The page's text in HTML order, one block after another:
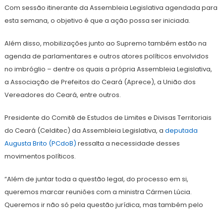
Com sessão itinerante da Assembleia Legislativa agendada para
esta semana, o objetivo é que a ação possa ser iniciada.
Além disso, mobilizações junto ao Supremo também estão na
agenda de parlamentares e outros atores políticos envolvidos
no imbróglio – dentre os quais a própria Assembleia Legislativa,
a Associação de Prefeitos do Ceará (Aprece), a União dos
Vereadores do Ceará, entre outros.
Presidente do Comitê de Estudos de Limites e Divisas Territoriais
do Ceará (Celditec) da Assembleia Legislativa, a deputada
Augusta Brito (PCdoB) ressalta a necessidade desses
movimentos políticos.
“Além de juntar toda a questão legal, do processo em si,
queremos marcar reuniões com a ministra Cármen Lúcia.
Queremos ir não só pela questão jurídica, mas também pelo